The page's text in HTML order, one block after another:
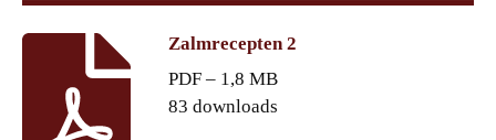
Zalmrecepten 2
PDF – 1,8 MB
83 downloads